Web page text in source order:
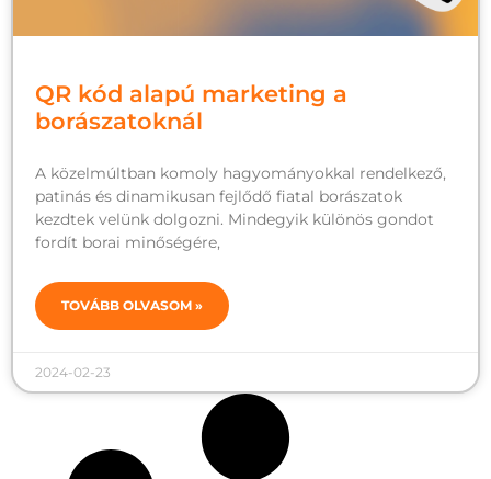
QR kód alapú marketing a
borászatoknál
A közelmúltban komoly hagyományokkal rendelkező,
patinás és dinamikusan fejlődő fiatal borászatok
kezdtek velünk dolgozni. Mindegyik különös gondot
fordít borai minőségére,
TOVÁBB OLVASOM »
2024-02-23